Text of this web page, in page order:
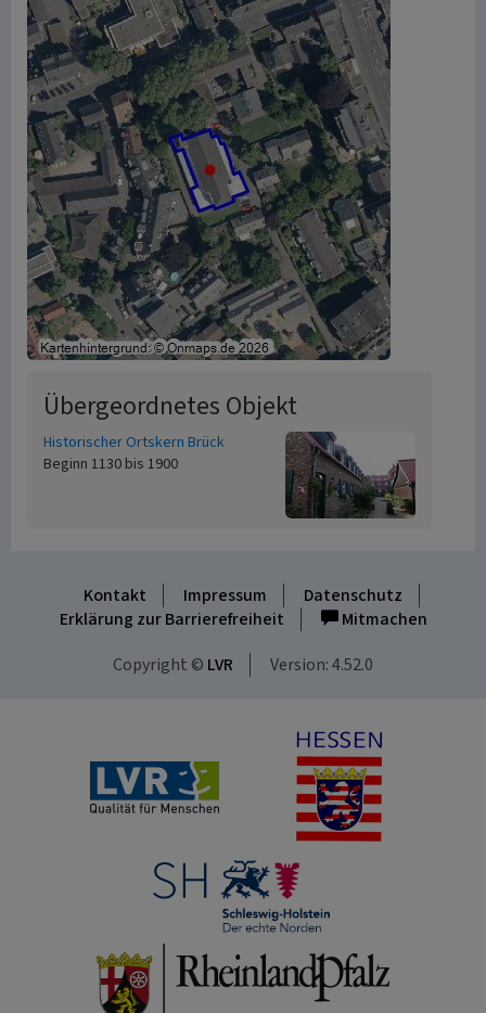
Übergeordnetes Objekt
Historischer Ortskern Brück
Beginn 1130 bis 1900
Kontakt Impressum
Datenschutz
Erklärung zur Barrierefreiheit
Mitmachen
Copyright © LVR Version: 4.52.0